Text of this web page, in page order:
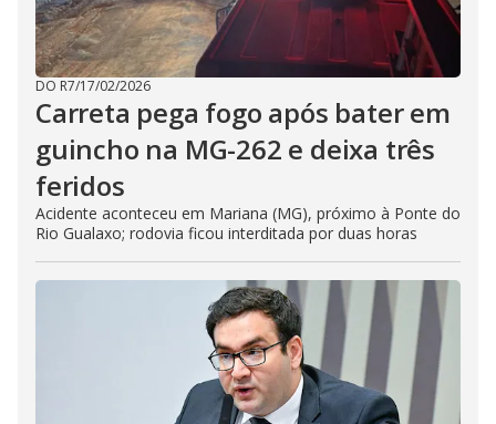
DO R7/17/02/2026
Carreta pega fogo após bater em
guincho na MG-262 e deixa três
feridos
Acidente aconteceu em Mariana (MG), próximo à Ponte do
Rio Gualaxo; rodovia ficou interditada por duas horas